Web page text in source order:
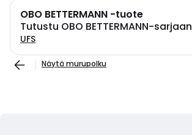
OBO BETTERMANN -tuote
Tutustu OBO BETTERMANN-sarjaan
UFS
Näytä murupolku